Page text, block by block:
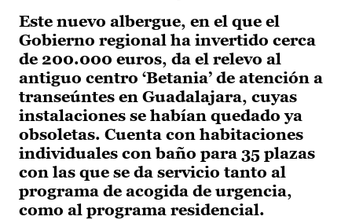
Este nuevo albergue, en el que el
Gobierno regional ha invertido cerca
de 200.000 euros, da el relevo al
antiguo centro ‘Betania’ de atención a
transeúntes en Guadalajara, cuyas
instalaciones se habían quedado ya
obsoletas. Cuenta con habitaciones
individuales con baño para 35 plazas
con las que se da servicio tanto al
programa de acogida de urgencia,
como al programa residencial.